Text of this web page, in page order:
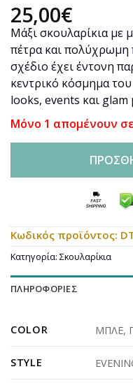
25,00€
Μάξι σκουλαρίκια με
πέτρα και πολύχρωμη
σχέδιο έχει έντονη
κεντρικό κόσμημα
looks, events και glam
Μόνο 1 απομένουν
Κωδικός προϊόντος:
Κατηγορία: Σκουλαρίκια
ΠΛΗΡΟΦΟΡΊΕΣ
COLOR ΜΠΛΕ,
STYLE